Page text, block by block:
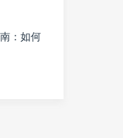
：如何